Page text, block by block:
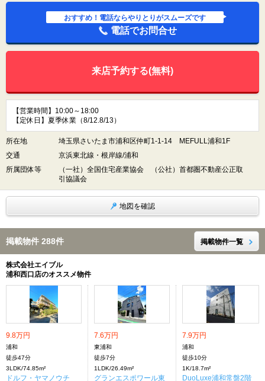
おすすめ！電話ならやりとりがスムーズです
電話でお問合せ
来店予約する(無料)
【営業時間】10:00～18:00
【定休日】夏季休業（8/12.8/13）
所在地
埼玉県さいたま市浦和区仲町1-1-14 MEFULL浦和1F
交通
京浜東北線・根岸線/浦和
所属団体等
（一社）全国住宅産業協会 （公社）首都圏不動産公正取
引協議会
地図を確認
掲載物件 288件 掲載物件一覧
株式会社エイブル
浦和西口店のオススメ物件
9.8万円
浦和
徒歩47分
3LDK/74.85m²
ドルフ・ヤマノウチ
7.6万円
東浦和
徒歩7分
1LDK/26.49m²
グランエスポワール東
7.9万円
浦和
徒歩10分
1K/18.7m²
DuoLuxe浦和常盤2階